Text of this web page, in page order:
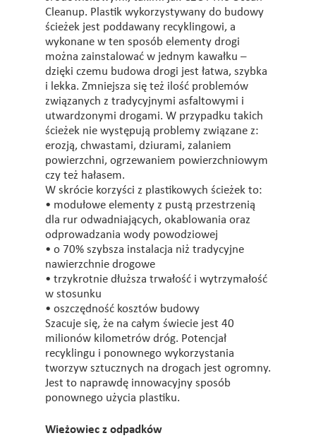
Cleanup. Plastik wykorzystywany do budowy
ścieżek jest poddawany recyklingowi, a
wykonane w ten sposób elementy drogi
można zainstalować w jednym kawałku –
dzięki czemu budowa drogi jest łatwa, szybka
i lekka. Zmniejsza się też ilość problemów
związanych z tradycyjnymi asfaltowymi i
utwardzonymi drogami. W przypadku takich
ścieżek nie występują problemy związane z:
erozją, chwastami, dziurami, zalaniem
powierzchni, ogrzewaniem powierzchniowym
czy też hałasem.
W skrócie korzyści z plastikowych ścieżek to:
• modułowe elementy z pustą przestrzenią
dla rur odwadniających, okablowania oraz
odprowadzania wody powodziowej
• o 70% szybsza instalacja niż tradycyjne
nawierzchnie drogowe
• trzykrotnie dłuższa trwałość i wytrzymałość
w stosunku
• oszczędność kosztów budowy
Szacuje się, że na całym świecie jest 40
milionów kilometrów dróg. Potencjał
recyklingu i ponownego wykorzystania
tworzyw sztucznych na drogach jest ogromny.
Jest to naprawdę innowacyjny sposób
ponownego użycia plastiku.
Wieżowiec z odpadków